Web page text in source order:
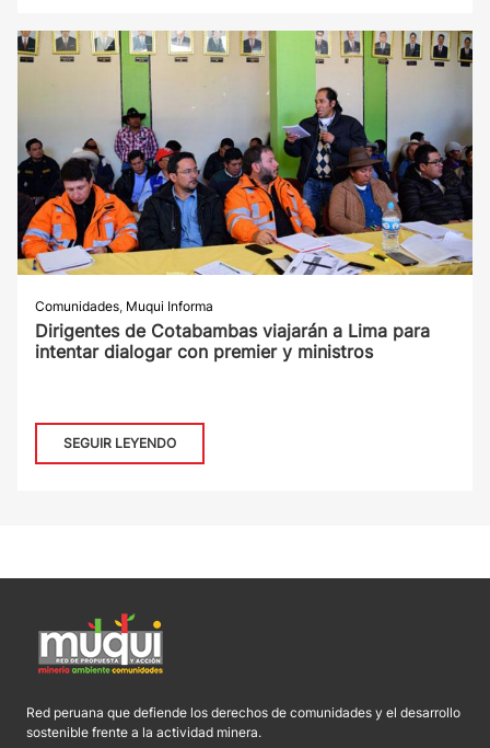
Comunidades, Muqui Informa
Dirigentes de Cotabambas viajarán a Lima para
intentar dialogar con premier y ministros
SEGUIR LEYENDO
Red peruana que defiende los derechos de comunidades y el desarrollo
sostenible frente a la actividad minera.